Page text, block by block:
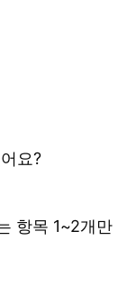
요?
항목 1~2개만